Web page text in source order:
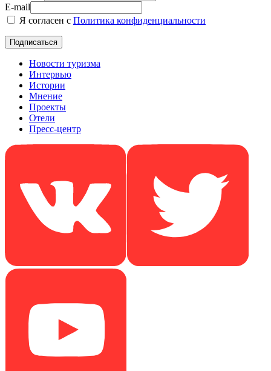
E-mail
Я согласен с Политика конфиденциальности
Новости туризма
Интервью
Истории
Мнение
Проекты
Отели
Пресс-центр